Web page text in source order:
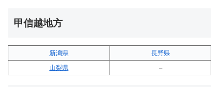
甲信越地方
新潟県
長野県
山梨県
–